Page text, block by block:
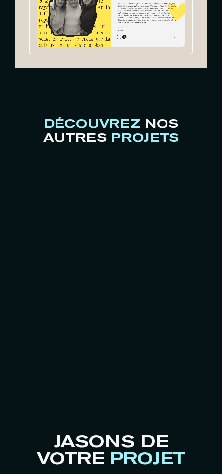
DÉCOUVREZ NOS
AUTRES
PROJETS
JASONS DE
VOTRE
PROJET